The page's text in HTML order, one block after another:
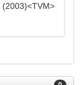
2003
TVM